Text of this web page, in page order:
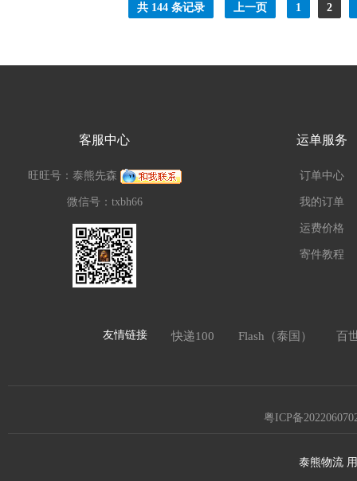
共 144 条记录 上一页 1 2
客服中心
旺旺号：泰熊先森
微信号：txbh66
运单服务
订单中心
我的订单
运费价格
寄件教程
友情链接 快递100 Flash（泰国） 百
粤ICP备
泰熊物流